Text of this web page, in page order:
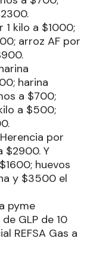
kilo a $1000;
arroz AF por
harina
a $700;
a $500;
por
$2900. Y
huevos
y $3500 el
pyme
GLP de 10
REFSA Gas a